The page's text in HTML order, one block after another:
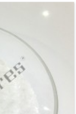
rápida, o efeito é